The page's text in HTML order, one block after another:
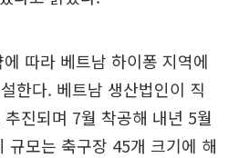
따라 베트남 하이퐁 지역에
한다. 베트남 생산법인이 직
진되며 7월 착공해 내년 5월
규모는 축구장 45개 크기에 해